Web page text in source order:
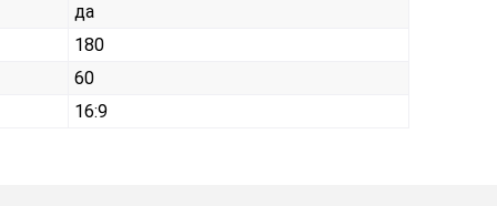
да
180
60
16:9